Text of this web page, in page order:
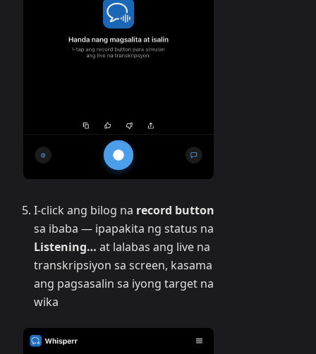
I-click ang bilog na record button
sa ibaba — ipapakita ng status na
Listening… at lalabas ang live na
transkripsiyon sa screen, kasama
ang pagsasalin sa iyong target na
wika